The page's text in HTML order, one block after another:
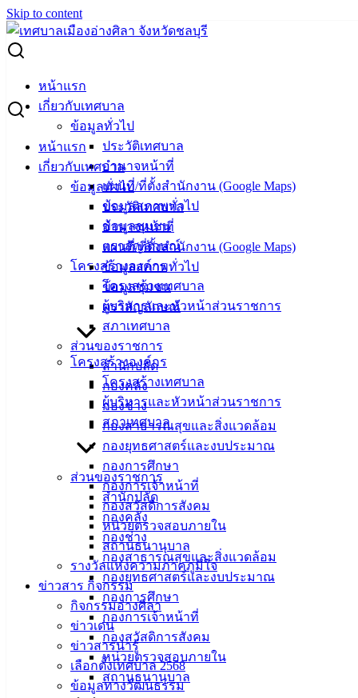
Skip to content
หน้าแรก
เกี่ยวกับเทศบาล
ข้อมูลทั่วไป
ประวัติเทศบาล
อำนาจหน้าที่
แผนที่/ที่ตั้งสำนักงาน (Google Maps)
ข้อมูลสภาพทั่วไป
ข้อมูลชุมชน
ตราสัญลักษณ์
โครงสร้างองค์กร
โครงสร้างเทศบาล
ผู้บริหารและหัวหน้าส่วนราชการ
สภาเทศบาล
ส่วนของราชการ
สำนักปลัด
กองคลัง
กองช่าง
กองสาธารณสุขและสิ่งแวดล้อม
กองยุทธศาสตร์และงบประมาณ
กองการศึกษา
กองการเจ้าหน้าที่
กองสวัสดิการสังคม
หน่วยตรวจสอบภายใน
สถานธนานุบาล
รางวัลแห่งความภาคภูมิใจ
ข่าวสาร กิจกรรม
กิจกรรมอ่างศิลา
ข่าวเด่น
ข่าวสารน่ารู้
เลือกตั้งเทศบาล 2568
ข้อมูลทางวัฒนธรรม
หน้าแรก
เกี่ยวกับเทศบาล
ข้อมูลทั่วไป
ประวัติเทศบาล
อำนาจหน้าที่
แผนที่/ที่ตั้งสำนักงาน (Google Maps)
ข้อมูลสภาพทั่วไป
ข้อมูลชุมชน
ตราสัญลักษณ์
โครงสร้างองค์กร
โครงสร้างเทศบาล
ผู้บริหารและหัวหน้าส่วนราชการ
สภาเทศบาล
ส่วนของราชการ
สำนักปลัด
กองคลัง
กองช่าง
กองสาธารณสุขและสิ่งแวดล้อม
กองยุทธศาสตร์และงบประมาณ
กองการศึกษา
กองการเจ้าหน้าที่
กองสวัสดิการสังคม
หน่วยตรวจสอบภายใน
สถานธนานุบาล
Search for:
มอบเครื่องอุปโภคบริโภคเพื่อเป็นขวัญกำลังใจในการปฏิบัติงาน
ให้กับพนักงานภาคสนาม
มอบเครื่องอุปโภคบริโภคเพื่อเป็นขวัญ
กำลังใจในการปฏิบัติงานให้กับพนักงาน
ภาคสนาม
มกราคม 18, 2023มิถุนายน 24, 2024
vichakarn
กิจกรรมอ่างศิลา
วันที่ 18 มกราคม 2566 นายวินัย พ้นภัยพาล นายกเทศมนตรี
เมืองอ่างศิลา พร้อมด้วยคณะผู้บริหาร และหัวหน้าส่วนราชการ
ร่วมพบปะพนักงานภาคสนามสังกัดกองสาธารณสุขและสิ่ง
แวดล้อม และกองช่าง โดยมอบนโยบายการปฏิบัติหน้าที่และรับ
ฟังปัญหาอุปสรรคในการทำงาน รวมทั้งร่วมกันมอบเครื่อง
อุปโภคบริโภคเพื่อเป็นขวัญกำลังใจในการปฏิบัติงานให้กับ
พนักงานภาคสนามที่ต้องปฏิบัติงานนอกสถานที่ตั้ง
โอกาสนี้ ได้ร่วมแสดงความยินดีกับบุคลากรดีเด่น กลุ่มพนักงาน
จ้างทั่วไป ปฏิบัติงานนอกสถานที่ตั้ง โดยมอบใบประกาศ
เกียรติคุณ ยกย่องผู้ที่มีความประพฤติและปฏิบัติตนเป็นแบบอย่าง
ที่ดี และมีผลการปฏิบัติงานดีเด่น จำนวน 4 ราย ดังนี้
1. นายพนา พูลสุข สังกัด กองช่าง
2. นางสาวจเร สุดประสงค์ สังกัด กองสาธารณสุขและสิ่ง
3. นางสาวเครือวัลย์ บาระเมศ สังกัด กองสาธารณสุขและสิ่ง
4. นายณรงค์ จันทร์เชย สังกัด กองสาธารณสุขและสิ่งแวดล้อม
: งานบริการและเผยแพร่วิชาการ กองยุทธศาสตร์และงบ
ประมาณ เทศบาลเมืองอ่างศิลา